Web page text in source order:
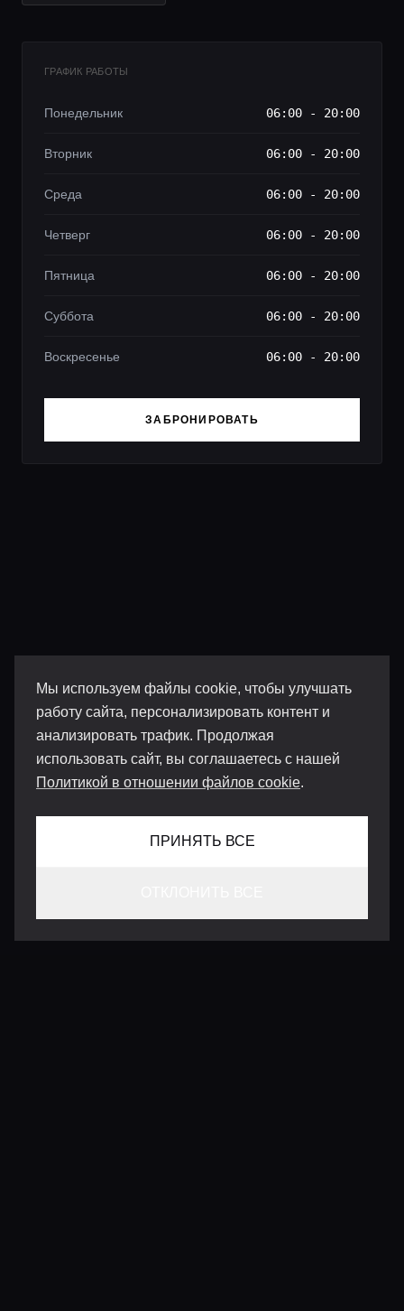
Мы используем файлы cookie, чтобы улучшать
работу сайта, персонализировать контент и
анализировать трафик. Продолжая
использовать сайт, вы соглашаетесь с нашей
Политикой в отношении файлов cookie.
ПРИНЯТЬ ВСЕ
ГРАФИК РАБОТЫ
Понедельник 06:00 - 20:00
Вторник 06:00 - 20:00
Среда 06:00 - 20:00
Четверг 06:00 - 20:00
Пятница 06:00 - 20:00
Суббота 06:00 - 20:00
Воскресенье 06:00 - 20:00
ЗАБРОНИРОВАТЬ